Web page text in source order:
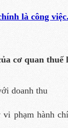
là công
cơ quan thuế
doanh thu
phạm hành